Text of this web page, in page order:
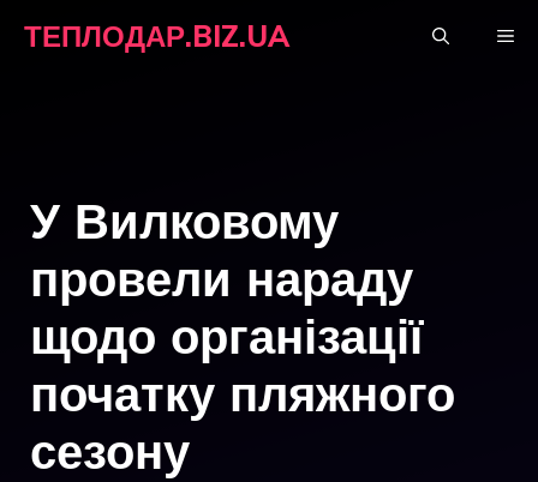
ТЕПЛОДАР.BIZ.UA
У Вилковому
провели нараду
щодо організації
початку пляжного
сезону